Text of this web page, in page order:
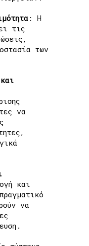
: Η
τις
εις,
των
ι
να
και
να